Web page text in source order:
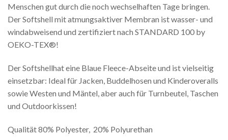
Menschen gut durch die noch wechselhaften Tage bringen.
Der Softshell mit atmungsaktiver Membran ist wasser- und
windabweisend und zertifiziert nach STANDARD 100 by
OEKO-TEX®!
Der Softshellhat eine Blaue Fleece-Abseite und ist vielseitig
einsetzbar: Ideal für Jacken, Buddelhosen und Kinderoveralls
sowie Westen und Mäntel, aber auch für Turnbeutel, Taschen
und Outdoorkissen!
Qualität 80% Polyester, 20% Polyurethan